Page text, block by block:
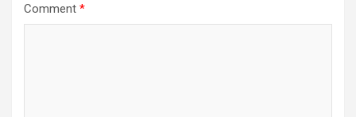
Comment *